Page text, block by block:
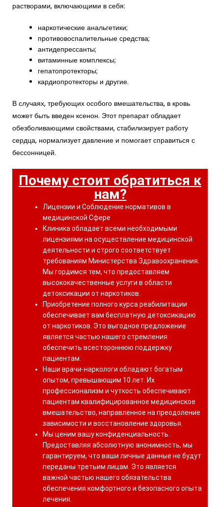
растворами, включающими в себя:
наркотические анальгетики;
противовоспалительные средства;
антидепрессанты;
витаминные комплексы;
гепатопротекторы;
кардиопротекторы и другие.
В случаях, требующих особого вмешательства, в кровь
может быть введен ксенон. Этот препарат обладает
обезболивающими свойствами, стабилизирует работу
сердца, нормализует давление и помогает справиться с
бессонницей.
Почему стоит обратиться к
нам?
Лицензии и Соблюдение нормативов в
медицинской Сфере
Клиника обладает всеми необходимыми
лицензиями на осуществление медицинской
деятельности и строго соответствует
требованиям Министерства Здравоохранения.
Мы гордимся тем, что предоставляем
высококачественные услуги в области
детоксикации от наркотиков.
Приобретение полного курса реабилитации
обеспечивает вам бесплатную детоксикацию
от наркотиков. Это выгодное предложение
является частью нашего стремления
обеспечить всестороннюю поддержку
пациентам.
Наши врачи-наркологи обладают богатым
опытом, превышающим 10 лет. Их
профессионализм и чуткость обеспечивают
пациентам квалифицированное медицинское
вмешательство, направленное на преодоление
зависимости и восстановление здоровья.
Мы ценим вашу конфиденциальность.
Предоставляя абсолютную анонимность, мы
гарантируем, что ваши личные данные не будут
переданы третьим лицам. Это является
важной частью нашего обязательства
обеспечения комфортного и безопасного опыта
лечения.